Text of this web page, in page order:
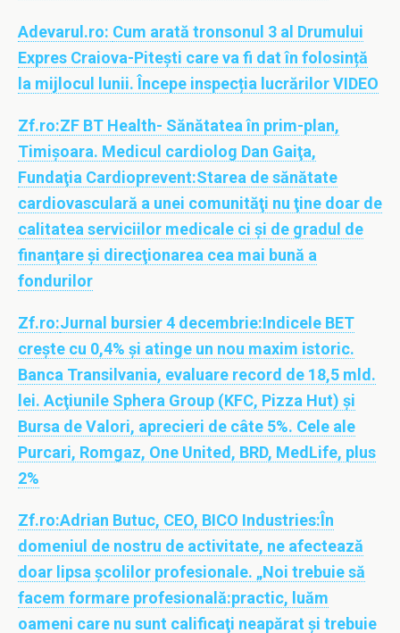
Adevarul.ro: Cum arată tronsonul 3 al Drumului
Expres Craiova-Pitești care va fi dat în folosință
la mijlocul lunii. Începe inspecția lucrărilor VIDEO
Zf.ro:ZF BT Health- Sănătatea în prim-plan,
Timişoara. Medicul cardiolog Dan Gaiţa,
Fundaţia Cardioprevent:Starea de sănătate
cardiovasculară a unei comunităţi nu ţine doar de
calitatea serviciilor medicale ci şi de gradul de
finanţare şi direcţionarea cea mai bună a
fondurilor
Zf.ro:Jurnal bursier 4 decembrie:Indicele BET
creşte cu 0,4% şi atinge un nou maxim istoric.
Banca Transilvania, evaluare record de 18,5 mld.
lei. Acţiunile Sphera Group (KFC, Pizza Hut) şi
Bursa de Valori, aprecieri de câte 5%. Cele ale
Purcari, Romgaz, One United, BRD, MedLife, plus
2%
Zf.ro:Adrian Butuc, CEO, BICO Industries:În
domeniul de nostru de activitate, ne afectează
doar lipsa şcolilor profesionale. „Noi trebuie să
facem formare profesională:practic, luăm
oameni care nu sunt calificaţi neapărat şi trebuie